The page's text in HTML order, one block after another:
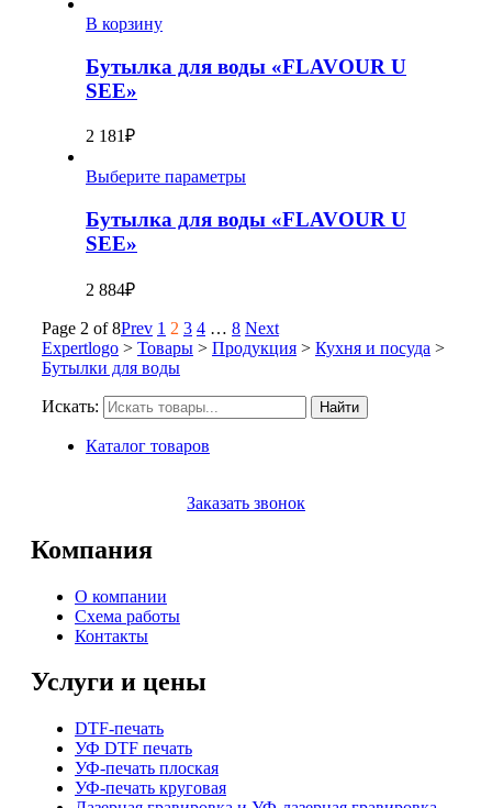
В корзину
Бутылка для воды «FLAVOUR U
SEE»
2 181₽
Выберите параметры
Бутылка для воды «FLAVOUR U
SEE»
2 884₽
Page 2 of 8Prev 1 2 3 4 … 8 Next
Expertlogo > Товары > Продукция > Кухня и посуда >
Бутылки для воды
Искать: Найти
Каталог товаров
Заказать звонок
Компания
О компании
Схема работы
Контакты
Услуги и цены
DTF-печать
УФ DTF печать
УФ-печать плоская
УФ-печать круговая